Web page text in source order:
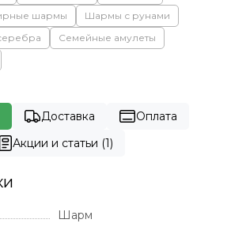
шармы
Шармы с рунами
Семейные амулеты
Доставка
Оплата
Акции и статьи (1)
Шарм